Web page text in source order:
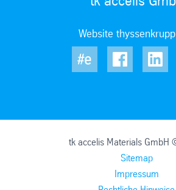
Website
tk accelis Materials GmbH
Sitemap
Impressum